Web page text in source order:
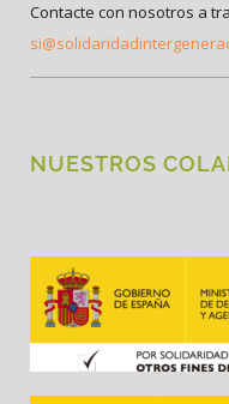
Contacte con nosotros a
NUESTROS